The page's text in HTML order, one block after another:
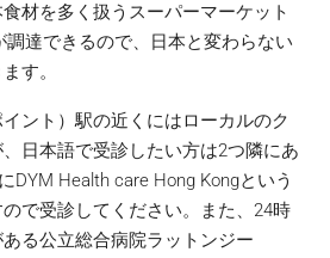
材を多く扱うスーパーマーケット
調達できるので、日本と変わらない
す。
ント）駅の近くにはローカルのク
日本語で受診したい方は2つ隣にあ
DYM Health care Hong Kongという
で受診してください。また、24時
る公立総合病院ラットンジー